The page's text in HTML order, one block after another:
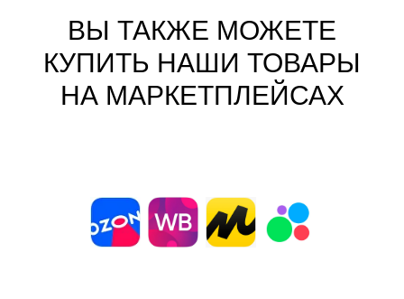
ВЫ ТАКЖЕ МОЖЕТЕ
КУПИТЬ НАШИ ТОВАРЫ
НА МАРКЕТПЛЕЙСАХ